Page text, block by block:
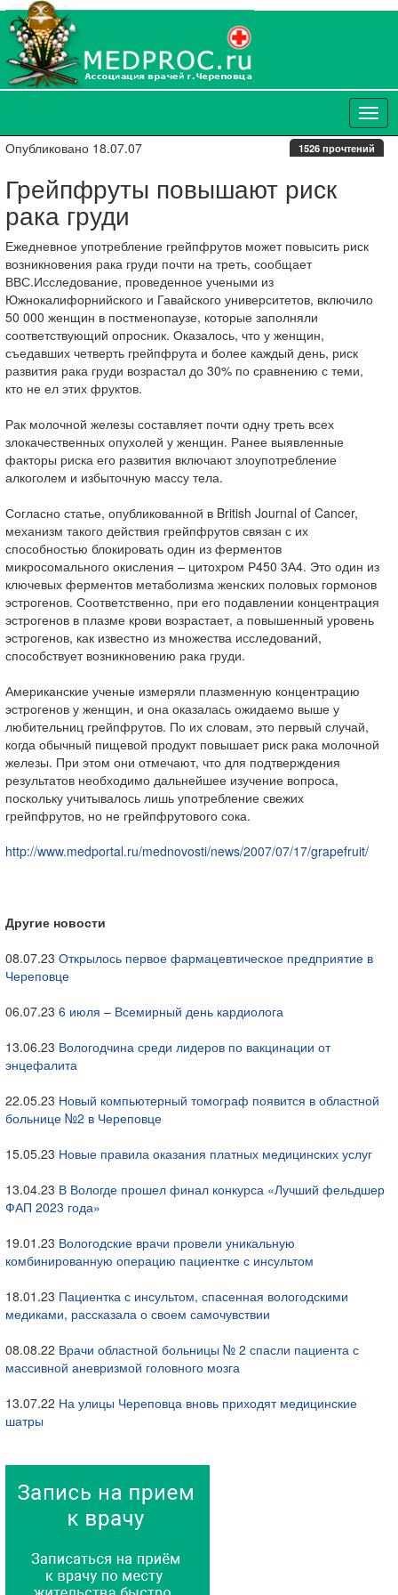
Опубликовано 18.07.07 1526 прочтений
Грейпфруты повышают риск
рака груди
Ежедневное употребление грейпфрутов может повысить риск
возникновения рака груди почти на треть, сообщает
ВВС.Исследование, проведенное учеными из
Южнокалифорнийского и Гавайского университетов, включило
50 000 женщин в постменопаузе, которые заполняли
соответствующий опросник. Оказалось, что у женщин,
съедавших четверть грейпфрута и более каждый день, риск
развития рака груди возрастал до 30% по сравнению с теми,
кто не ел этих фруктов.
Рак молочной железы составляет почти одну треть всех
злокачественных опухолей у женщин. Ранее выявленные
факторы риска его развития включают злоупотребление
алкоголем и избыточную массу тела.
Согласно статье, опубликованной в British Journal of Cancer,
механизм такого действия грейпфрутов связан с их
способностью блокировать один из ферментов
микросомального окисления – цитохром Р450 3А4. Это один из
ключевых ферментов метаболизма женских половых гормонов
эстрогенов. Соответственно, при его подавлении концентрация
эстрогенов в плазме крови возрастает, а повышенный уровень
эстрогенов, как известно из множества исследований,
способствует возникновению рака груди.
Американские ученые измеряли плазменную концентрацию
эстрогенов у женщин, и она оказалась ожидаемо выше у
любительниц грейпфрутов. По их словам, это первый случай,
когда обычный пищевой продукт повышает риск рака молочной
железы. При этом они отмечают, что для подтверждения
результатов необходимо дальнейшее изучение вопроса,
поскольку учитывалось лишь употребление свежих
грейпфрутов, но не грейпфрутового сока.
http://www.medportal.ru/mednovosti/news/2007/07/17/grapefruit/
Другие новости
08.07.23 Открылось первое фармацевтическое предприятие в
Череповце
06.07.23 6 июля – Всемирный день кардиолога
13.06.23 Вологодчина среди лидеров по вакцинации от
энцефалита
22.05.23 Новый компьютерный томограф появится в областной
больнице №2 в Череповце
15.05.23 Новые правила оказания платных медицинских услуг
13.04.23 В Вологде прошел финал конкурса «Лучший фельдшер
ФАП 2023 года»
19.01.23 Вологодские врачи провели уникальную
комбинированную операцию пациентке с инсультом
18.01.23 Пациентка с инсультом, спасенная вологодскими
медиками, рассказала о своем самочувствии
08.08.22 Врачи областной больницы № 2 спасли пациента с
массивной аневризмой головного мозга
13.07.22 На улицы Череповца вновь приходят медицинские
шатры